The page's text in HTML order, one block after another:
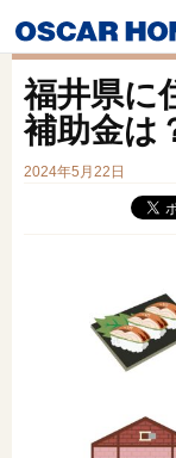
福井県に
補助金は
2024年5月22日